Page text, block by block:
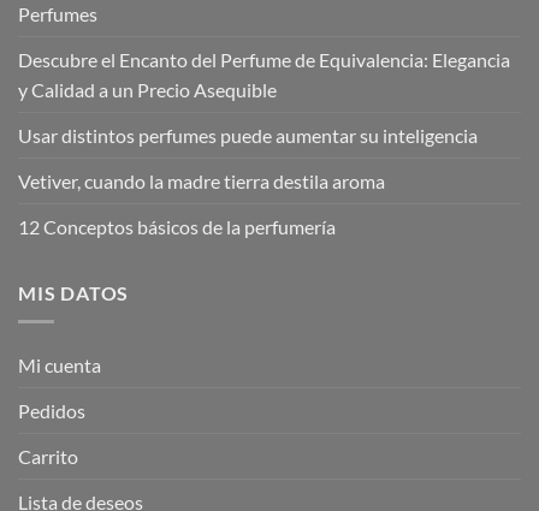
Perfumes
Descubre el Encanto del Perfume de Equivalencia: Elegancia
y Calidad a un Precio Asequible
Usar distintos perfumes puede aumentar su inteligencia
Vetiver, cuando la madre tierra destila aroma
12 Conceptos básicos de la perfumería
MIS DATOS
Mi cuenta
Pedidos
Carrito
Lista de deseos